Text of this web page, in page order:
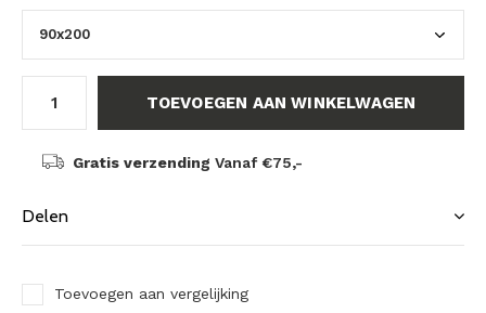
TOEVOEGEN AAN WINKELWAGEN
Gratis verzending Vanaf €75,-
Delen
Toevoegen aan vergelijking